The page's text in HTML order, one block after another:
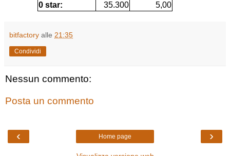
0 star:
35.300 5,00
bitfactory alle 21:35
Condividi
Nessun commento:
Posta un commento
‹ ›
Home page